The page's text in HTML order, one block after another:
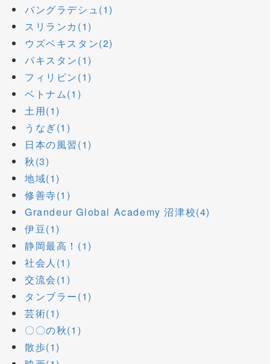
バングラデシュ(1)
スリランカ(1)
ウズベキスタン(2)
パキスタン(1)
フィリピン(1)
ベトナム(1)
土用(1)
うなぎ(1)
日本の風習(1)
秋(3)
地域(1)
修善寺(1)
Grandeur Global Academy 沼津校(4)
伊豆(1)
静岡最高！(1)
社会人(1)
交流会(1)
タンブラー(1)
芸術(1)
〇〇の秋(1)
散歩(1)